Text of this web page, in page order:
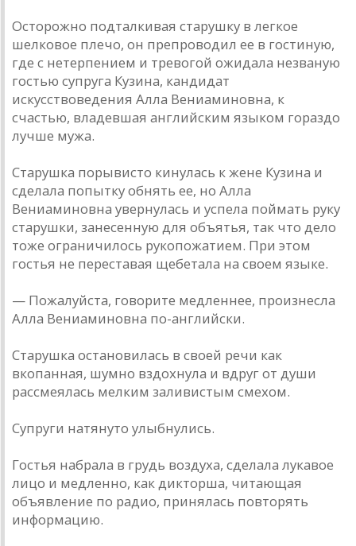
Осторожно подталкивая старушку в легкое
шелковое плечо, он препроводил ее в гостиную,
где с нетерпением и тревогой ожидала незваную
гостью супруга Кузина, кандидат
искусствоведения Алла Вениаминовна, к
счастью, владевшая английским языком гораздо
лучше мужа.
Старушка порывисто кинулась к жене Кузина и
сделала попытку обнять ее, но Алла
Вениаминовна увернулась и успела поймать руку
старушки, занесенную для объятья, так что дело
тоже ограничилось рукопожатием. При этом
гостья не переставая щебетала на своем языке.
— Пожалуйста, говорите медленнее, произнесла
Алла Вениаминовна по-английски.
Старушка остановилась в своей речи как
вкопанная, шумно вздохнула и вдруг от души
рассмеялась мелким заливистым смехом.
Супруги натянуто улыбнулись.
Гостья набрала в грудь воздуха, сделала лукавое
лицо и медленно, как дикторша, читающая
объявление по радио, принялась повторять
информацию.